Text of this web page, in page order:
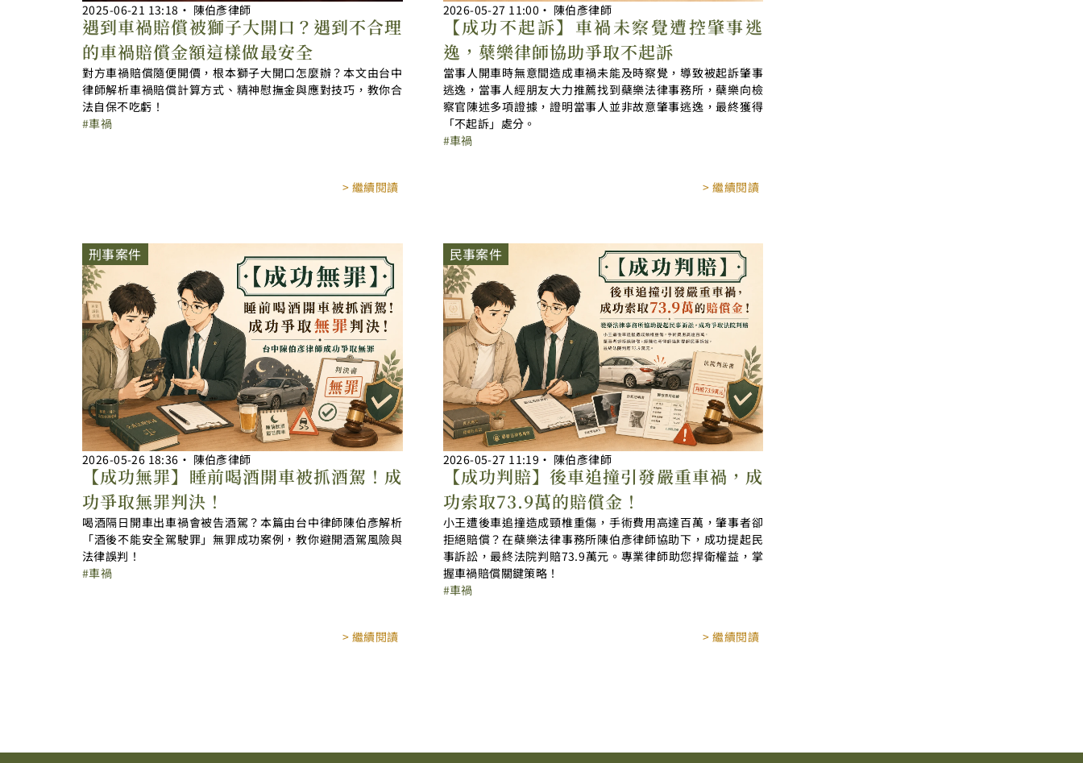
2025-06-21 13:18 ‧ 陳伯彥律師
遇到車禍賠償被獅子大開口？遇到不合理
的車禍賠償金額這樣做最安全
對方車禍賠償隨便開價，根本獅子大開口怎麼辦？本文由台中
律師解析車禍賠償計算方式、精神慰撫金與應對技巧，教你合
法自保不吃虧！
車禍
> 繼續閱讀
2026-05-27 11:00 ‧ 陳伯彥律師
【成功不起訴】車禍未察覺遭控肇事逃
逸，蘗樂律師協助爭取不起訴
當事人開車時無意間造成車禍未能及時察覺，導致被起訴肇事
逃逸，當事人經朋友大力推薦找到蘗樂法律事務所，蘗樂向檢
察官陳述多項證據，證明當事人並非故意肇事逃逸，最終獲得
「不起訴」處分。
車禍
> 繼續閱讀
刑事案件
2026-05-26 18:36 ‧ 陳伯彥律師
【成功無罪】睡前喝酒開車被抓酒駕！成
功爭取無罪判決！
喝酒隔日開車出車禍會被告酒駕？本篇由台中律師陳伯彥解析
「酒後不能安全駕駛罪」無罪成功案例，教你避開酒駕風險與
法律誤判！
車禍
> 繼續閱讀
民事案件
2026-05-27 11:19 ‧ 陳伯彥律師
【成功判賠】後車追撞引發嚴重車禍，成
功索取73.9萬的賠償金！
小王遭後車追撞造成頸椎重傷，手術費用高達百萬，肇事者卻
拒絕賠償？在蘗樂法律事務所陳伯彥律師協助下，成功提起民
事訴訟，最終法院判賠73.9萬元。專業律師助您捍衛權益，掌
握車禍賠償關鍵策略！
車禍
> 繼續閱讀